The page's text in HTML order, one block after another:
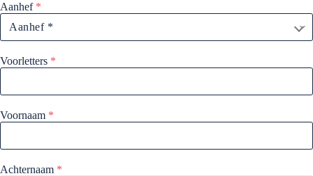
Aanhef *
Voorletters *
Voornaam *
Achternaam *